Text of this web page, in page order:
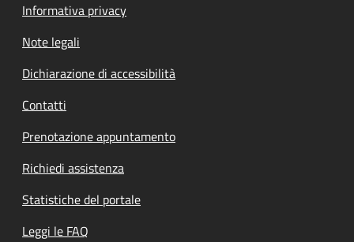
Informativa privacy
Note legali
Dichiarazione di accessibilità
Contatti
Prenotazione appuntamento
Richiedi assistenza
Statistiche del portale
Leggi le FAQ